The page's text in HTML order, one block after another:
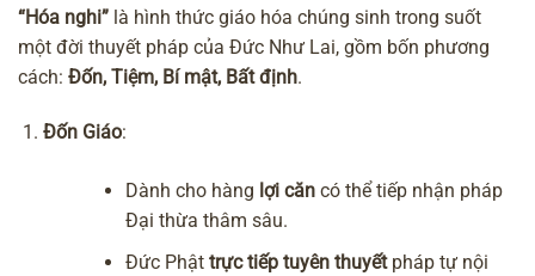
“Hóa nghi” là hình thức giáo hóa chúng sinh trong suốt
một đời thuyết pháp của Đức Như Lai, gồm bốn phương
cách: Đốn, Tiệm, Bí mật, Bất định.
Đốn Giáo:
Dành cho hàng lợi căn có thể tiếp nhận pháp
Đại thừa thâm sâu.
Đức Phậttrực tiếp tuyên thuyếtpháp tự nội